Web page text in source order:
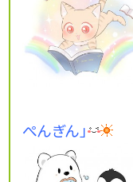
ぺんぎん」